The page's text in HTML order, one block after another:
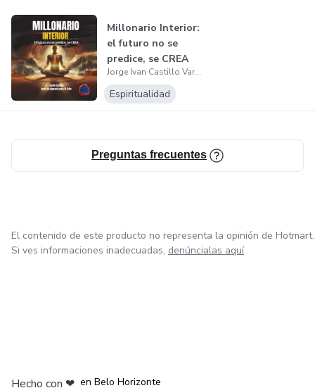
Millonario Interior:
el futuro no se
predice, se CREA
Jorge Ivan Castillo Vargas
Espiritualidad
Preguntas frecuentes
El contenido de este producto no representa la opinión de Hotmart.
Si ves informaciones inadecuadas, denúncialas aquí
Hecho con ❤ en Belo Horizonte